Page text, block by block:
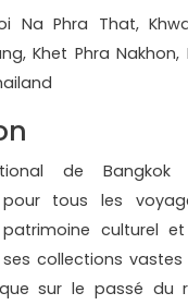
Na Phra That,
Khet Phra Nakhon,
de
pour tous les
culturel
ses collections
sur le passé du